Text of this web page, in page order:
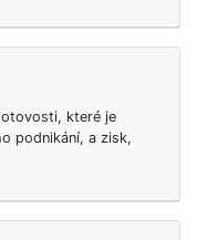
které je
podnikání, a zisk,